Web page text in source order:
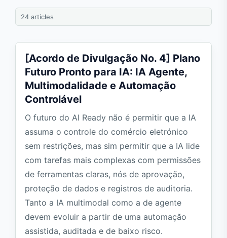
24 articles
[Acordo de Divulgação No. 4] Plano
Futuro Pronto para IA: IA Agente,
Multimodalidade e Automação
Controlável
O futuro do AI Ready não é permitir que a IA
assuma o controle do comércio eletrónico
sem restrições, mas sim permitir que a IA lide
com tarefas mais complexas com permissões
de ferramentas claras, nós de aprovação,
proteção de dados e registros de auditoria.
Tanto a IA multimodal como a de agente
devem evoluir a partir de uma automação
assistida, auditada e de baixo risco.